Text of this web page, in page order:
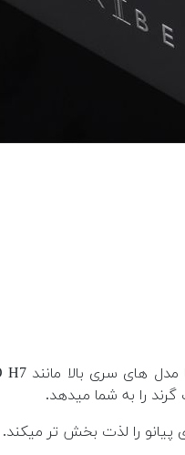
گرند را به شما میدهد.
پیانو را لذت بخش تر میکند.